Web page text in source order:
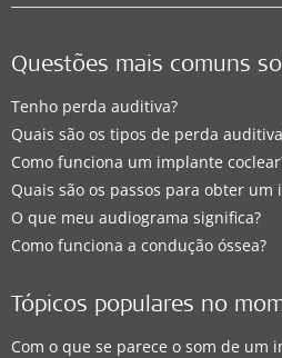
Questões mais comuns
Tenho perda auditiva?
Quais são os tipos de perda
Como funciona um implante
Quais são os passos para obter um
O que meu audiograma significa?
Como funciona a condução óssea?
Tópicos populares no
Com o que se parece o som de um